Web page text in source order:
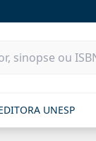
UNESP